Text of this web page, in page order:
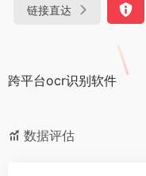
链接直达
跨平台ocr识别软件
数据评估